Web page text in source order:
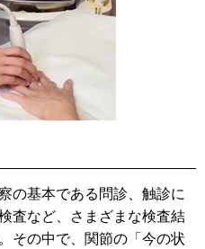
の基本である問診、触診に
査など、さまざまな検査結
その中で、関節の「今の状